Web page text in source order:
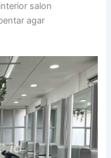
salon
agar